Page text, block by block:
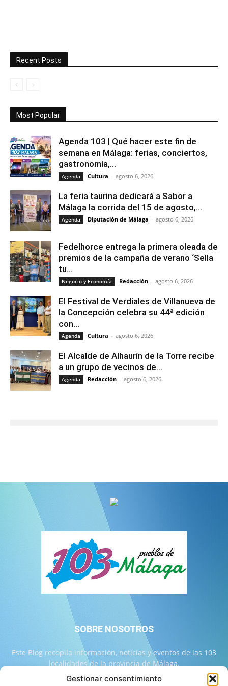
Gestionar consentimiento
Recent Posts
Most Popular
Agenda 103 | Qué hacer este fin de
semana en Málaga: ferias, conciertos,
gastronomía,...
Agenda Cultura - agosto 6, 2026
La feria taurina dedicará a Sabor a
Málaga la corrida del 15 de agosto,...
Agenda Diputación de Málaga - agosto 6, 2026
Fedelhorce entrega la primera oleada de
premios de la campaña de verano ‘Sella
tu...
Negocio y Economía Redacción - agosto 6, 2026
El Festival de Verdiales de Villanueva de
la Concepción celebra su 44ª edición
con...
Agenda Cultura - agosto 6, 2026
El Alcalde de Alhaurín de la Torre recibe
a un grupo de vecinos de...
Agenda Redacción - agosto 6, 2026
SOBRE NOSOTROS
Este Blog recopila información, noticias y eventos de las 103
localidades de la provincia de Málaga.